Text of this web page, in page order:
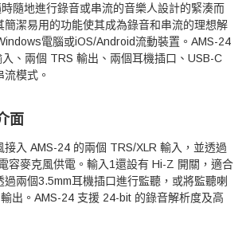
隨地進行錄音或串流的音樂人設計的緊湊而
簡潔易用的功能使其成為錄音和串流的理想解
電腦或iOS/Android流動裝置。AMS-24
、兩個 TRS 輸出、兩個耳機插口、USB-C
模式。
面
入 AMS-24 的兩個 TRS/XLR 輸入，並透過
容麥克風供電。輸入1還設有 Hi-Z 開關，適合
兩個3.5mm耳機插口進行監聽，或將監聽喇
出。AMS-24 支援 24-bit 的錄音解析度及高